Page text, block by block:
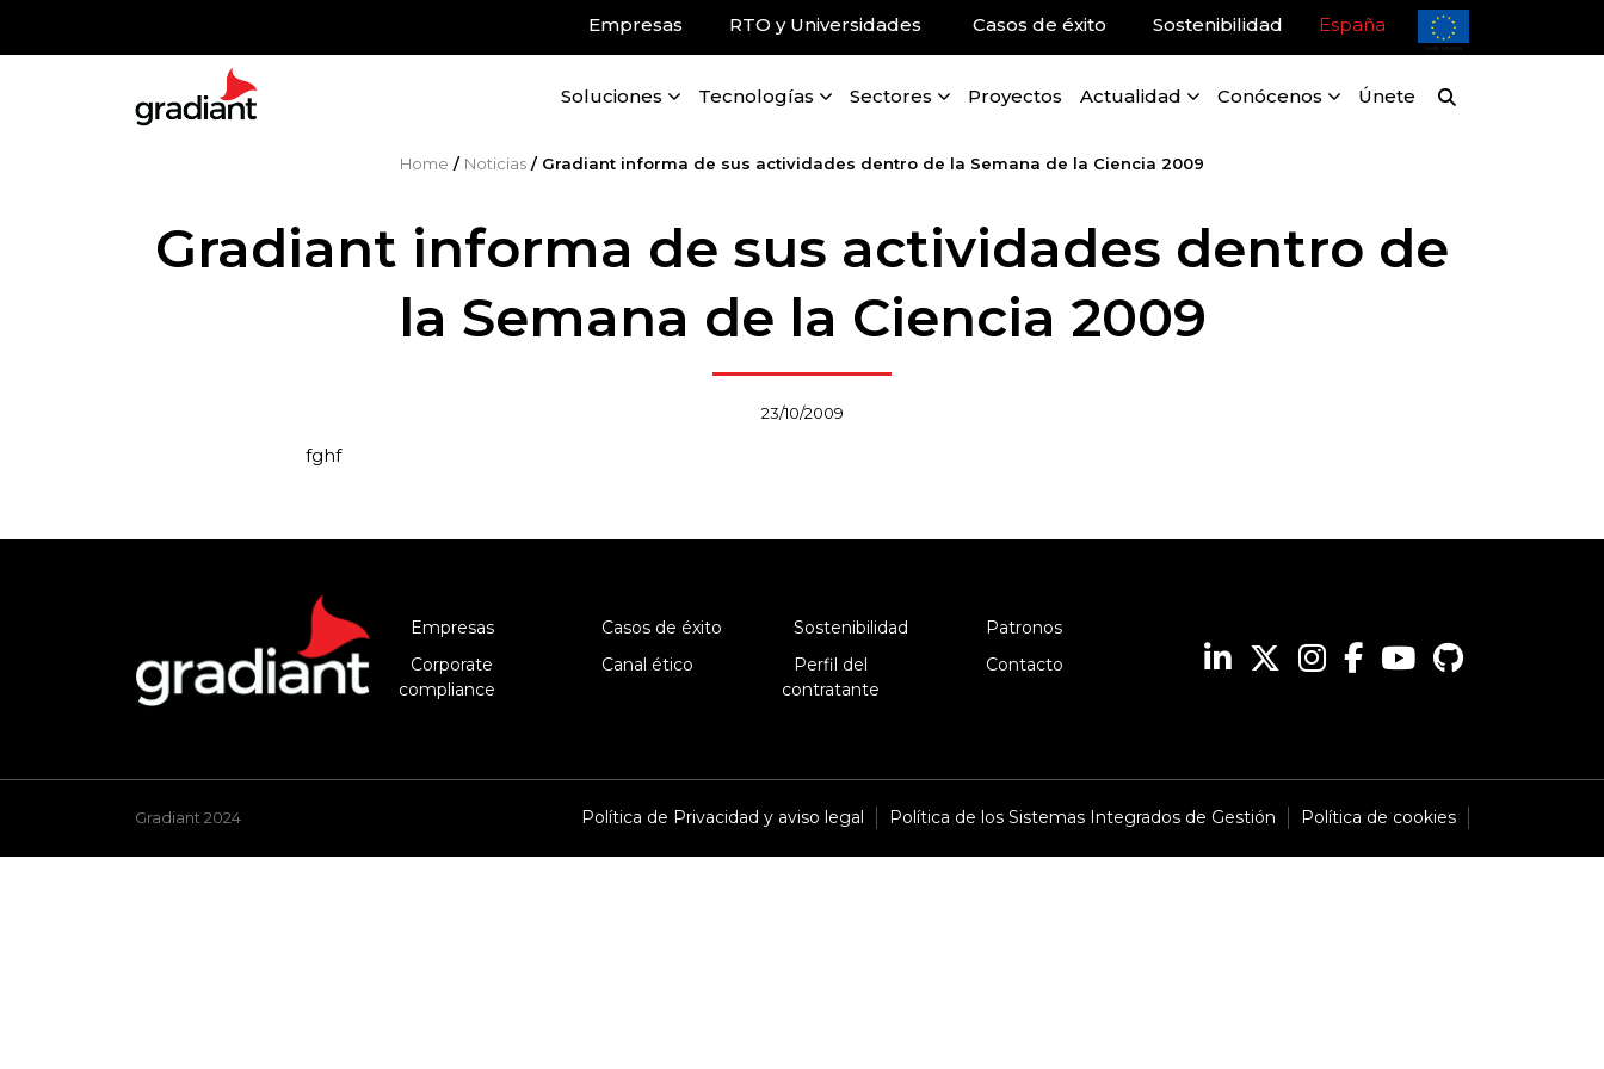
Empresas RTO y Universidades Casos de éxito Sostenibilidad España
Soluciones Tecnologías Sectores Proyectos Actualidad Conócenos Únete
Home / Noticias / Gradiant informa de sus actividades dentro de la Semana de la Ciencia 2009
Gradiant informa de sus actividades dentro de
la Semana de la Ciencia 2009
23/10/2009
fghf
Empresas Casos de éxito Sostenibilidad
Patronos
Corporate
compliance
Canal ético
Perfil del
contratante
Contacto
Gradiant 2024 Política de Privacidad y aviso legal Política de los Sistemas Integrados de Gestión Política de cookies